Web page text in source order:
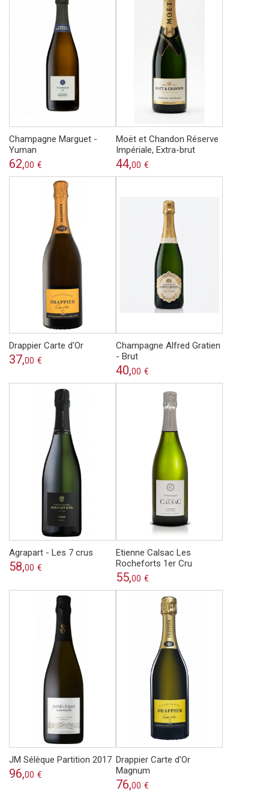
Champagne Marguet -
Yuman
62,00 €
Moët et Chandon Réserve
Impériale, Extra-brut
44,00 €
Drappier Carte d'Or
37,00 €
Champagne Alfred Gratien
- Brut
40,00 €
Agrapart - Les 7 crus
58,00 €
Etienne Calsac Les
Rocheforts 1er Cru
55,00 €
JM Sélèque Partition 2017
96,00 €
Drappier Carte d'Or
Magnum
76,00 €